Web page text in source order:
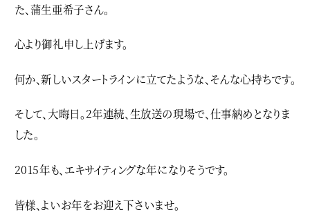
た、蒲生亜希子さん。
心より御礼申し上げます。
何か、新しいスタートラインに立てたような、そんな心持ちです。
そして、大晦日。2年連続、生放送の現場で、仕事納めとなりま
した。
2015年も、エキサイティングな年になりそうです。
皆様、よいお年をお迎え下さいませ。